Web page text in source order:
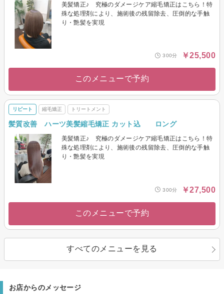
美髪矯正♪ 究極のダメージケア縮毛矯正はこちら！特
殊な処理剤により、施術後の残留除去、圧倒的な手触
り・艶髪を実現
300分 ￥25,500
このメニューで予約
リピート 縮毛矯正 トリートメント
髪質改善 ハーツ美髪縮毛矯正 カット込 ロング
美髪矯正♪ 究極のダメージケア縮毛矯正はこちら！特
殊な処理剤により、施術後の残留除去、圧倒的な手触
り・艶髪を実現
300分 ￥27,500
このメニューで予約
すべてのメニューを見る
お店からのメッセージ